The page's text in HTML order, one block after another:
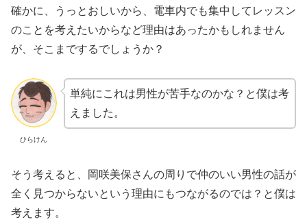
確かに、うっとおしいから、電車内でも集中してレッスン
のことを考えたいからなど理由はあったかもしれません
が、そこまでするでしょうか？
ひらけん
単純にこれは男性が苦手なのかな？と僕は考
えました。
そう考えると、岡咲美保さんの周りで仲のいい男性の話が
全く見つからないという理由にもつながるのでは？と僕は
考えます。